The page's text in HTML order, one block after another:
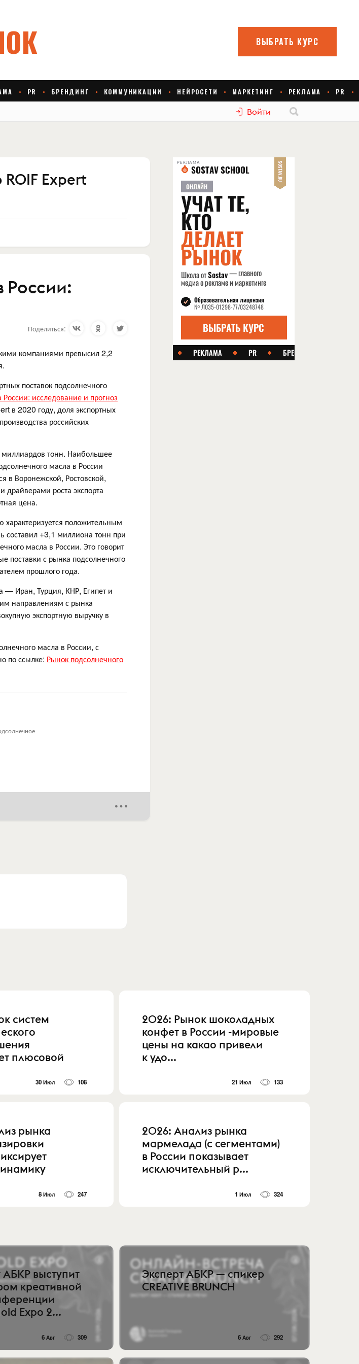
Войти
ROIF Expert
России:
Поделиться:
компаниями превысил 2,2
поставок подсолнечного
исследование и прогноз
в 2020 году, доля экспортных
российских
миллиардов тонн. Наибольшее
масла в России
в Воронежской, Ростовской,
драйверами роста экспорта
цена.
положительным
составил +3,1 миллиона тонн при
масла в России. Это говорит
поставки с рынка подсолнечного
прошлого года.
— Иран, Турция, КНР, Египет и
направлениям с рынка
экспортную выручку в
масла в России, с
по ссылке: Рынок подсолнечного
РЕКЛАМА
систем
плюсовой
30 Июл 108
2026: Рынок шоколадных
конфет в России -мировые
цены на какао привели
к удо...
21 Июл 133
рынка
8 Июл 247
2026: Анализ рынка
мармелада (с сегментами)
в России показывает
исключительный р...
1 Июл 324
АБКР выступит
креативной
Expo 2...
6 Авг 309
Эксперт АБКР — спикер
CREATIVE BRUNCH
6 Авг 292